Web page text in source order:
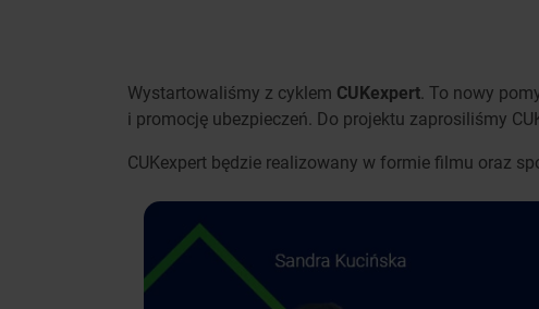
Wystartowaliśmy z cyklem CUKexpert . To nowy
i promocję ubezpieczeń. Do projektu zaprosiliśmy
CUKexpert będzie realizowany w formie filmu oraz